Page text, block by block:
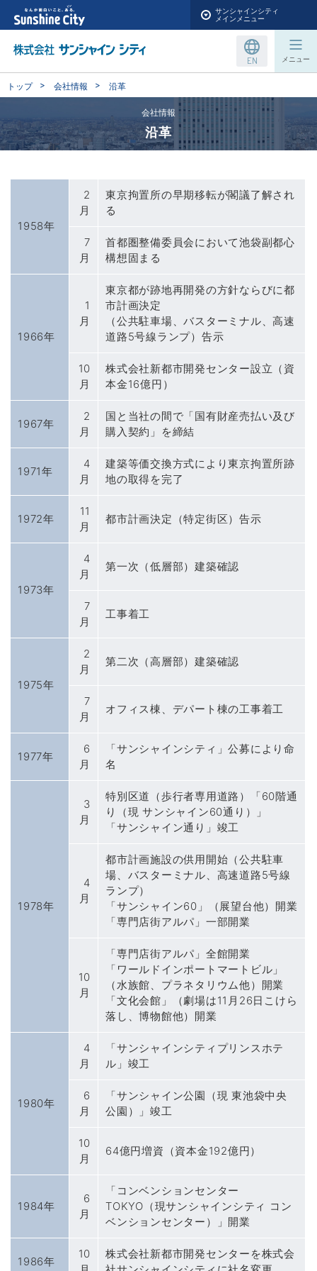
サンシャインシティ
メインメニュー
EN メニュー
トップ 会社情報 沿革
会社情報
沿革
1958年
2
月
東京拘置所の早期移転が閣議了解され
る
7
月
首都圏整備委員会において池袋副都心
構想固まる
1966年
1
月
東京都が跡地再開発の方針ならびに都
市計画決定
（公共駐車場、バスターミナル、高速
道路5号線ランプ）告示
10
月
株式会社新都市開発センター設立（資
本金16億円）
1967年
2
月
国と当社の間で「国有財産売払い及び
購入契約」を締結
1971年
4
月
建築等価交換方式により東京拘置所跡
地の取得を完了
1972年
11
月
都市計画決定（特定街区）告示
1973年
4
月
第一次（低層部）建築確認
7
月
工事着工
1975年
2
月
第二次（高層部）建築確認
7
月
オフィス棟、デパート棟の工事着工
1977年
6
月
「サンシャインシティ」公募により命
名
1978年
3
月
特別区道（歩行者専用道路）「60階通
り（現 サンシャイン60通り）」
「サンシャイン通り」竣工
4
月
都市計画施設の供用開始（公共駐車
場、バスターミナル、高速道路5号線
ランプ）
「サンシャイン60」（展望台他）開業
「専門店街アルパ」一部開業
10
月
「専門店街アルパ」全館開業
「ワールドインポートマートビル」
（水族館、プラネタリウム他）開業
「文化会館」（劇場は11月26日こけら
落し、博物館他）開業
1980年
4
月
「サンシャインシティプリンスホテ
ル」竣工
6
月
「サンシャイン公園（現 東池袋中央
公園）」竣工
10
月
64億円増資（資本金192億円）
1984年
6
月
「コンベンションセンター
TOKYO（現サンシャインシティ コン
ベンションセンター）」開業
1986年
10
株式会社新都市開発センターを株式会